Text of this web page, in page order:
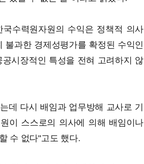
수력원자원의 수익은 정책적 의사
불과한 경제성평가를 확정된 수익인
시장적인 특성을 전혀 고려하지 않
데 다시 배임과 업무방해 교사로 기
이 스스로의 의사에 의해 배임이나
수 없다"고도 했다.